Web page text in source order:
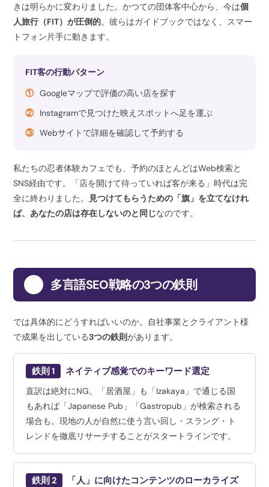
きは明らかに変わりました。かつての団体客中心から、今は個
人旅行（FIT）が圧倒的。彼らはガイドブックではなく、スマー
トフォン片手に動きます。
FIT客の行動パターン
① Googleマップで評価の高い店を探す
② Instagramで見つけた映えスポットへ足を運ぶ
③ Webサイトで詳細を確認して予約する
私たちの忍者体験カフェでも、予約のほとんどはWeb検索と
SNS経由です。「店を開けて待っていれば客が来る」時代は完
全に終わりました。
見つけてもらうための「旗」を立てなけれ
ば、あなたの店は存在しないのと同じなのです。
多言語SEO戦略の3つの鉄則
では具体的にどうすればいいのか。自社事業とクライアント様
で成果を出している3つの鉄則があります。
鉄則 1 ネイティブ感覚でのキーワード選定
直訳は絶対にNG。「居酒屋」も「Izakaya」で通じる国
もあれば「Japanese Pub」「Gastropub」が検索される
場合も。現地の人が自然に使う言い回し・スラング・ト
レンドを徹底リサーチすることがスタートラインです。
鉄則 2 「人」に向けたコンテンツのローカライズ